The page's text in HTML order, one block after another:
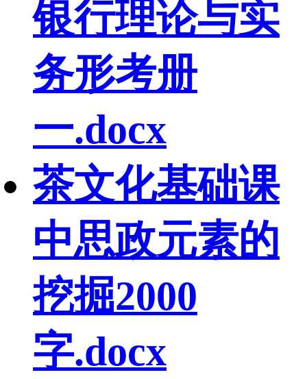
银行理论与实
务形考册
一.docx
茶文化基础课
中思政元素的
挖掘2000
字.docx